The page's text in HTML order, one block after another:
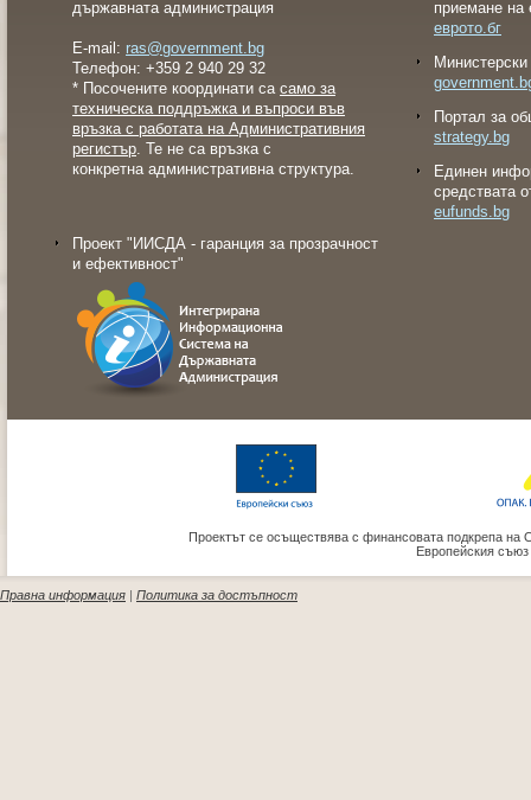
държавната администрация
E-mail: ras@government.bg
Телефон: +359 2 940 29 32
* Посочените координати са само за
техническа поддръжка и въпроси във
връзка с работата на Административния
регистър. Те не са връзка с
конкретна административна структура.
Проект "ИИСДА - гаранция за прозрачност
и ефективност"
приемане на
еврото.бг
Портал за
strategy.bg
Eдинен
средствата
eufunds.bg
Проектът се осъществява с финансовата подкрепа на
Европейския
Правна информация | Политика за достъпност